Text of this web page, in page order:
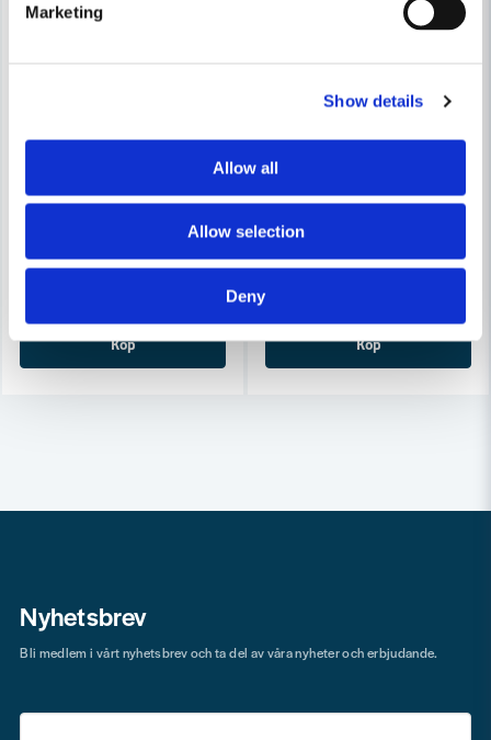
Marketing
Show details
Allow all
Allow selection
Deny
Cobolt Skivnotfräs L=10 F=11mm
679 kr
633 kr
Köp
COBOLT
Cobolt Skivnotfräs L=10,
679 kr
633 kr
Köp
Nyhetsbrev
Bli medlem i vårt nyhetsbrev och ta del av våra nyheter och erbjudande.